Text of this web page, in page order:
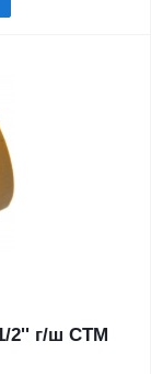
2'' г/ш СТМ